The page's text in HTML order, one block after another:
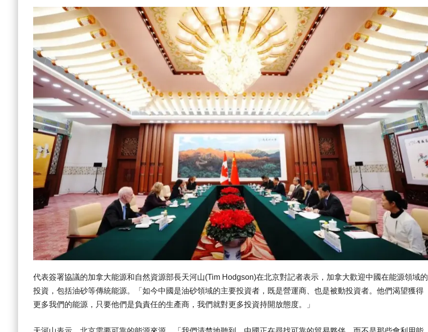
代表簽署協議的加拿大能源和自然資源部長天河山(Tim Hodgson)在北京對記者表示，加拿大歡迎中國在能源領域的
投資，包括油砂等傳統能源。「如今中國是油砂領域的主要投資者，既是營運商、也是被動投資者。他們渴望獲得
更多我們的能源，只要他們是負責任的生產商，我們就對更多投資持開放態度。」